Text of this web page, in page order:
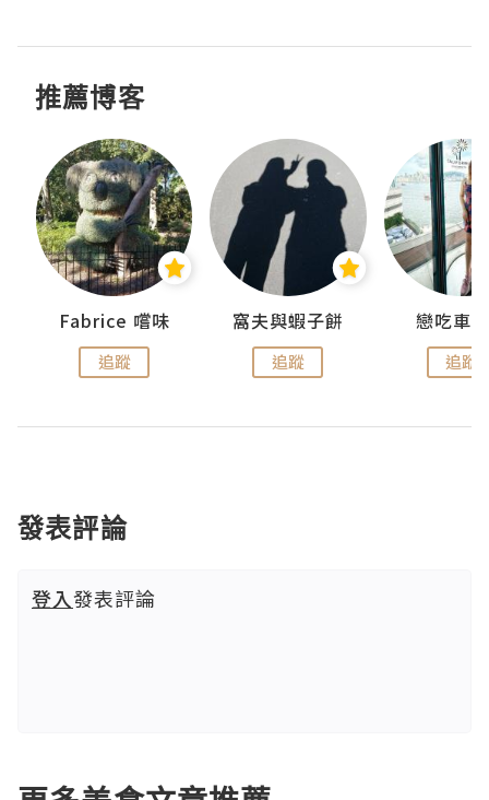
推薦博客
Fabrice 嚐味
追蹤
窩夫與蝦子餅
追蹤
戀吃車
追蹤
發表評論
登入發表評論